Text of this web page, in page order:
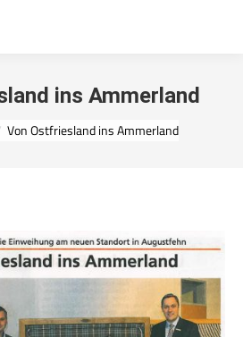
ins Ammerland
hier:
Von Ostfriesland ins Ammerland